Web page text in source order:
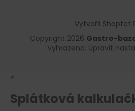
Vytvořil Shoptet
Copyright 2026 Gastro-
vyhrazena. Upravit
×
Splátková